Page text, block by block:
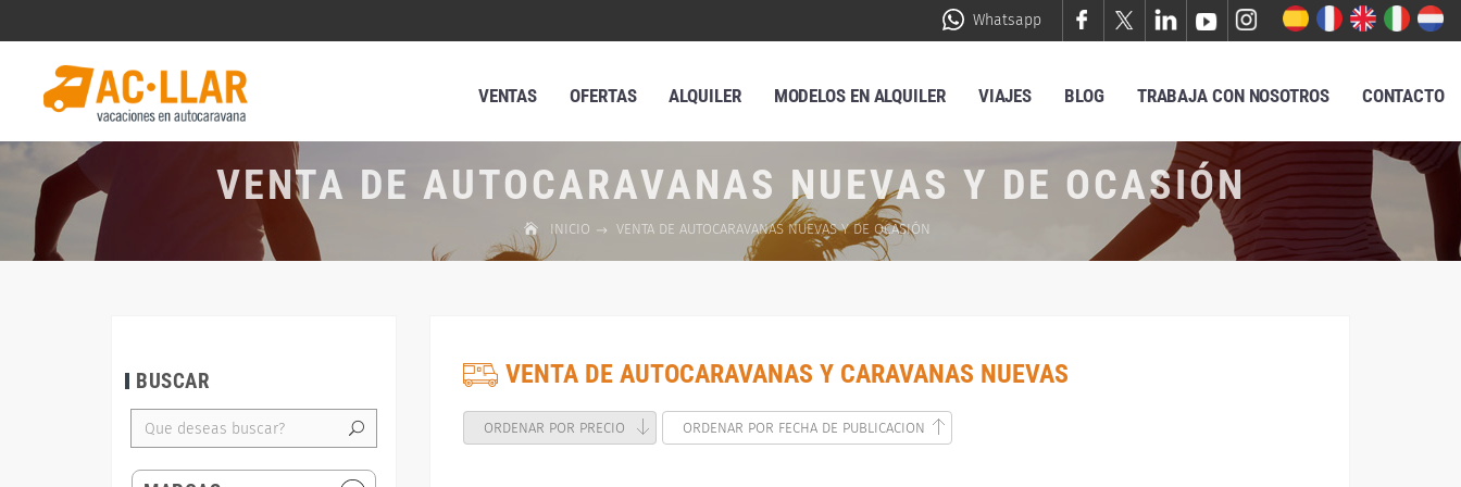
Whatsapp
VENTAS OFERTAS ALQUILER MODELOS EN ALQUILER VIAJES BLOG TRABAJA CON NOSOTROS CONTACTO
VENTA DE AUTOCARAVANAS NUEVAS Y DE OCASIÓN
INICIO VENTA DE AUTOCARAVANAS NUEVAS Y DE OCASIÓN
BUSCAR VENTA DE AUTOCARAVANAS Y CARAVANAS NUEVAS
ORDENAR POR PRECIO ORDENAR POR FECHA DE PUBLICACION